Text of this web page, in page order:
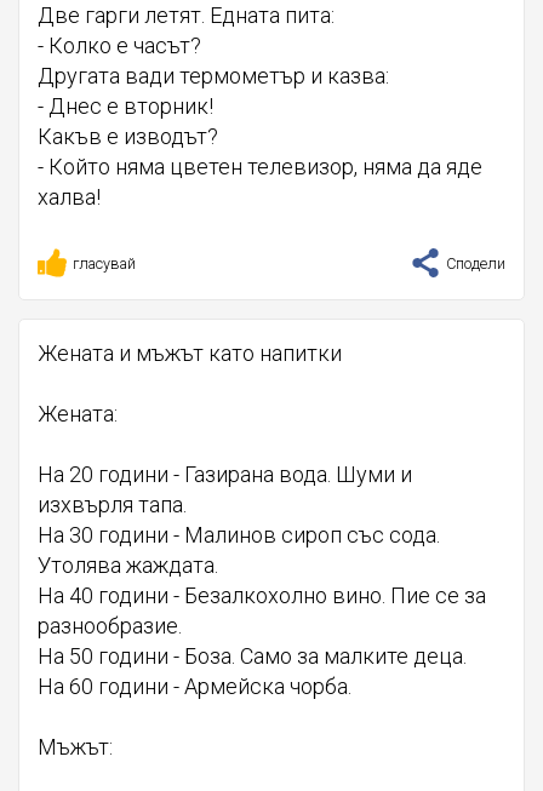
Две гарги летят. Едната пита:
- Колко е часът?
Другата вади термометър и казва:
- Днес е вторник!
Какъв е изводът?
- Който няма цветен телевизор, няма да яде
халва!
гласувай Сподели
Жената и мъжът като напитки
Жената:
На 20 години - Газирана вода. Шуми и
изхвърля тапа.
На 30 години - Малинов сироп със сода.
Утолява жаждата.
На 40 години - Безалкохолно вино. Пие се за
разнообразие.
На 50 години - Боза. Само за малките деца.
На 60 години - Армейска чорба.
Мъжът: